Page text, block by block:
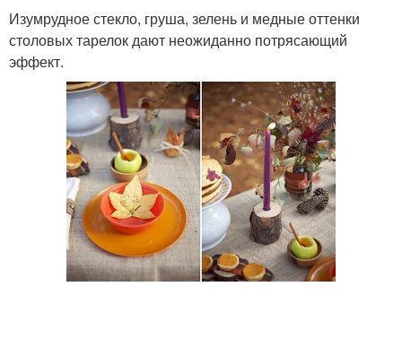
Изумрудное стекло, груша, зелень и медные оттенки
столовых тарелок дают неожиданно потрясающий
эффект.